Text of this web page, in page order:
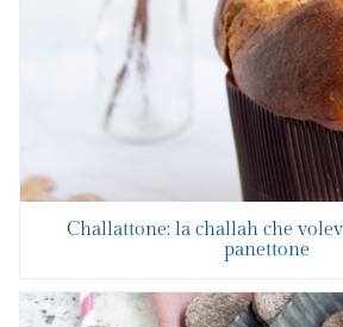
Challattone: la challah che
panettone